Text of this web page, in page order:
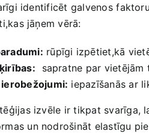
identificēt galvenos
jāņem vērā:
rūpīgi izpētiet,kā
sapratne par
iepazīšanās ar
izvēle ir tikpat svarīga,
un ‍nodrošināt‍ elastīgu